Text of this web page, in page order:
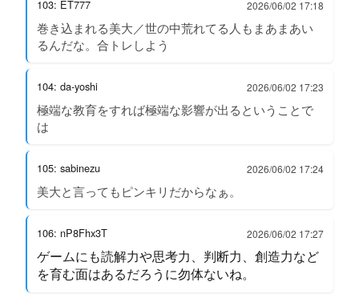
103: ET777 2026/06/02 17:18
巻き込まれる美大／世の中荒れてる人もまあまあい
るんだな。合トレしよう
104: da-yoshi 2026/06/02 17:23
極端な教育をすれば極端な影響が出るということで
は
105: sabinezu 2026/06/02 17:24
美大と言ってもピンキリだからなぁ。
106: nP8Fhx3T 2026/06/02 17:27
ゲームにも読解力や思考力、判断力、創造力など
を育む面はあるだろうに勿体ないね。